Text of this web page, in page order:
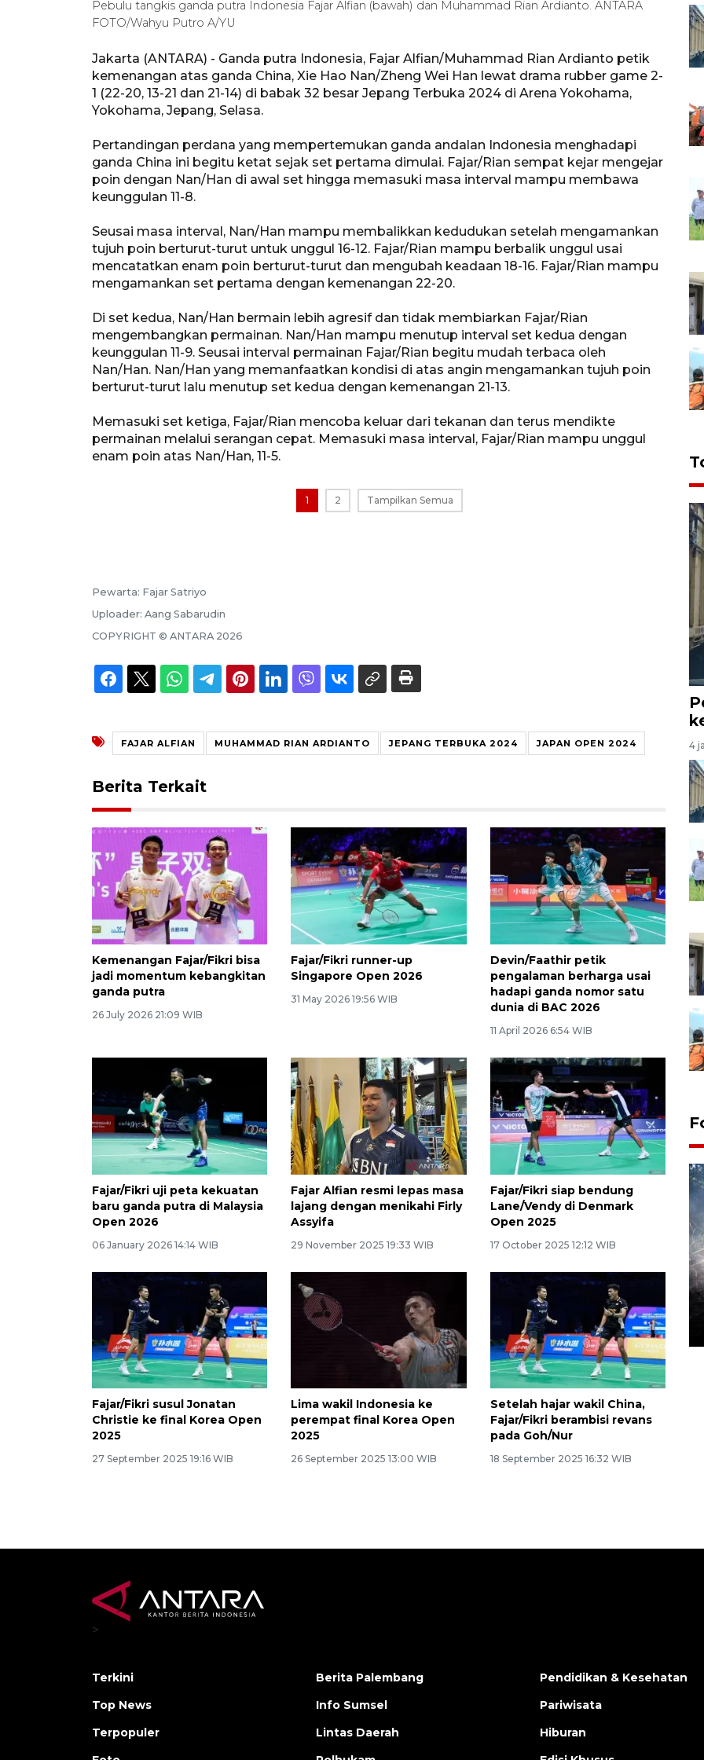
Pebulu tangkis ganda putra Indonesia Fajar Alfian (bawah) dan Muhammad Rian Ardianto. ANTARA
FOTO/Wahyu Putro A/YU
Jakarta (ANTARA) - Ganda putra Indonesia, Fajar Alfian/Muhammad Rian Ardianto petik
kemenangan atas ganda China, Xie Hao Nan/Zheng Wei Han lewat drama rubber game 2-
1 (22-20, 13-21 dan 21-14) di babak 32 besar Jepang Terbuka 2024 di Arena Yokohama,
Yokohama, Jepang, Selasa.
Pertandingan perdana yang mempertemukan ganda andalan Indonesia menghadapi
ganda China ini begitu ketat sejak set pertama dimulai. Fajar/Rian sempat kejar mengejar
poin dengan Nan/Han di awal set hingga memasuki masa interval mampu membawa
keunggulan 11-8.
Seusai masa interval, Nan/Han mampu membalikkan kedudukan setelah mengamankan
tujuh poin berturut-turut untuk unggul 16-12. Fajar/Rian mampu berbalik unggul usai
mencatatkan enam poin berturut-turut dan mengubah keadaan 18-16. Fajar/Rian mampu
mengamankan set pertama dengan kemenangan 22-20.
Di set kedua, Nan/Han bermain lebih agresif dan tidak membiarkan Fajar/Rian
mengembangkan permainan. Nan/Han mampu menutup interval set kedua dengan
keunggulan 11-9. Seusai interval permainan Fajar/Rian begitu mudah terbaca oleh
Nan/Han. Nan/Han yang memanfaatkan kondisi di atas angin mengamankan tujuh poin
berturut-turut lalu menutup set kedua dengan kemenangan 21-13.
Memasuki set ketiga, Fajar/Rian mencoba keluar dari tekanan dan terus mendikte
permainan melalui serangan cepat. Memasuki masa interval, Fajar/Rian mampu unggul
enam poin atas Nan/Han, 11-5.
1 2 Tampilkan Semua
Pewarta: Fajar Satriyo
Uploader: Aang Sabarudin
COPYRIGHT © ANTARA 2026
FAJAR ALFIAN MUHAMMAD RIAN ARDIANTO JEPANG TERBUKA 2024 JAPAN OPEN 2024
Berita Terkait
Kemenangan Fajar/Fikri bisa
jadi momentum kebangkitan
ganda putra
26 July 2026 21:09 WIB
Fajar/Fikri runner-up
Singapore Open 2026
31 May 2026 19:56 WIB
Devin/Faathir petik
pengalaman berharga usai
hadapi ganda nomor satu
dunia di BAC 2026
11 April 2026 6:54 WIB
Fajar/Fikri uji peta kekuatan
baru ganda putra di Malaysia
Open 2026
06 January 2026 14:14 WIB
Fajar Alfian resmi lepas masa
lajang dengan menikahi Firly
Assyifa
29 November 2025 19:33 WIB
Fajar/Fikri siap bendung
Lane/Vendy di Denmark
Open 2025
17 October 2025 12:12 WIB
Fajar/Fikri susul Jonatan
Christie ke final Korea Open
2025
27 September 2025 19:16 WIB
Lima wakil Indonesia ke
perempat final Korea Open
2025
26 September 2025 13:00 WIB
Setelah hajar wakil China,
Fajar/Fikri berambisi revans
pada Goh/Nur
18 September 2025 16:32 WIB
4
Alokasi anggaran untuk bibit
kopi arabika Gayo
15 June 2026 11:15 WIB
>
Terkini
Top News
Terpopuler
Berita Palembang
Info Sumsel
Lintas Daerah
Pendidikan & Kesehatan
Pariwisata
Hiburan